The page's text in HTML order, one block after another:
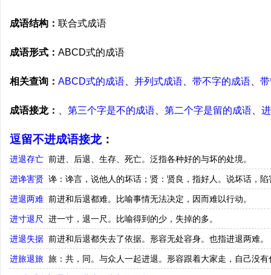
成语结构： 联合式成语
成语形式： ABCD式的成语
相关查询： ABCD式的成语 并列式成语 带不字的成语
成语接龙： 第三个字是不的成语 第二个字是留的成语
逗留不进成语接龙：
进退存亡 前进、后退、生存、死亡。泛指各种好的与坏的处境。
进谗害贤 谗：谗言，说他人的坏话；贤：贤良，指好人。说坏话，陷
进退两难 前进和后退都难。比喻事情无法决定，因而难以行动。
进寸退尺 进一寸，退一尺。比喻得到的少，失掉的多。
进退失据 前进和后退都失去了依据。形容无处容身。也指进退两难。
进旅退旅 旅：共，同。与众人一起进退。形容跟着大家走，自己没有